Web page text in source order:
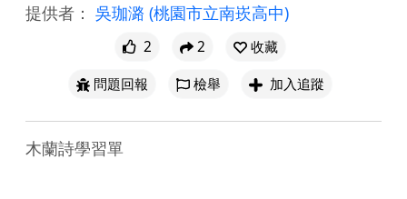
提供者： 吳珈潞 (桃園市立南崁高中)
2 2
收藏
問題回報
檢舉 加入追蹤
木蘭詩學習單